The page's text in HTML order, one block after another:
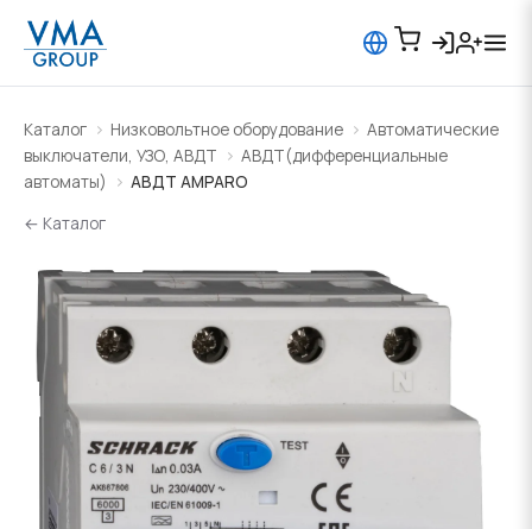
Каталог Низковольтное оборудование
Автоматические
выключатели, УЗО, АВДТ
АВДТ(дифференциальные
автоматы)
АВДТ AMPARO
← Каталог